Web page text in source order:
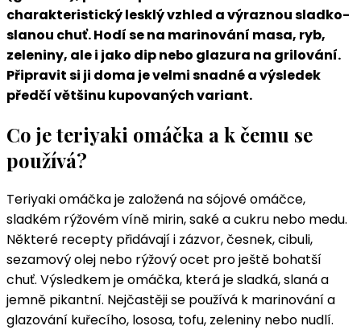
charakteristický lesklý vzhled a výraznou sladko-
slanou chuť. Hodí se na marinování masa, ryb,
zeleniny, ale i jako dip nebo glazura na grilování.
Připravit si ji doma je velmi snadné a výsledek
předčí většinu kupovaných variant.
Co je teriyaki omáčka a k čemu se
používá?
Teriyaki omáčka je založená na sójové omáčce,
sladkém rýžovém víně mirin, saké a cukru nebo medu.
Některé recepty přidávají i zázvor, česnek, cibuli,
sezamový olej nebo rýžový ocet pro ještě bohatší
chuť. Výsledkem je omáčka, která je sladká, slaná a
jemně pikantní. Nejčastěji se používá k marinování a
glazování kuřecího, lososa, tofu, zeleniny nebo nudlí.